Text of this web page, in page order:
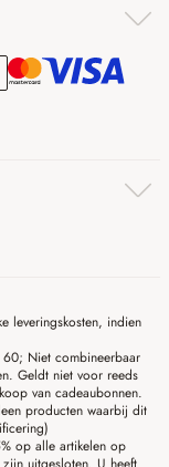
leveringskosten, indien
60; Niet combineerbaar
Geldt niet voor reeds
van cadeaubonnen.
producten waarbij dit
op alle artikelen op